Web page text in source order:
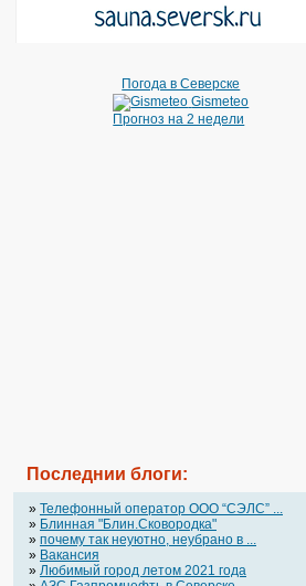
Погода в Северске
Gismeteo
Прогноз на 2 недели
Последнии блоги:
» Телефонный оператор OOO “СЭЛС” ...
» Блинная "Блин.Сковородка"
» почему так неуютно, неубрано в ...
» Вакансия
» Любимый город летом 2021 года